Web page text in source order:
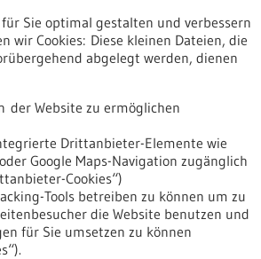
magnetischen Messung - 02.06.2026
in die Muskelphysiologie –
dreidimensional
kontaktlos messen –
setzen Forschende der
und der Universität Stuttgart neue
Sie optimal gestalten und verbessern
wir Cookies: Diese kleinen Dateien, die
abgelegt werden, dienen
der Website zu ermöglichen
Drittanbieter-Elemente wie
Google Maps-Navigation zugänglich
Cookies“)
Tools betreiben zu können um zu
die Website benutzen und
für Sie umsetzen zu können